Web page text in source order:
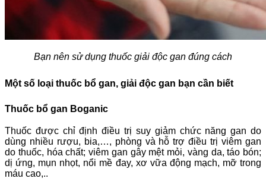
Bạn nên sử dụng thuốc giải độc gan đúng cách
Một số loại thuốc bổ gan, giải độc gan bạn cần biết
Thuốc bổ gan Boganic
Thuốc được chỉ định điều trị suy giảm chức năng gan do
dùng nhiều rượu, bia,…, phòng và hỗ trợ điều trị viêm gan
do thuốc, hóa chất; viêm gan gây mệt mỏi, vàng da, táo bón;
dị ứng, mụn nhọt, nổi mề đay, xơ vữa động mạch, mỡ trong
máu cao,..